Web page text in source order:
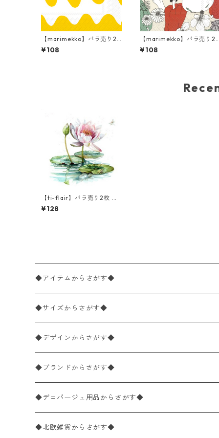
【marimekko】バラ売り2
枚 カクテルサイズ ペーパー
ナプキン LOKKI イエロー
¥108
【marimekko】バラ売り2
枚 カクテルサイズ ペーパー
ナプキン VIHANNESMAA リ
¥108
【ti-flair】バラ売り2枚 ラ
ンチサイズ ペーパーナプキ
ン Waterlily ホワイト
¥128
◆アイテムからさがす◆
ペーパーナプキン2枚バラ売り
ペーパーナプキン1枚バラ売り
ペーパーナプキン20枚入りパック
ペーパーナプキン10枚入りパック
ライスペーパー
◆サイズからさがす◆
33×33cm（ランチサイズ）
バラ売り
パック売り
25×25cm（カクテルサイズ）
バラ売り
パック売り
40×40cm（ディナーサイズ）
バラ売り
21×21cm（ポケットサイズ）
◆デザインからさがす◆
花柄
植物・グリーン柄
動物・鳥・昆虫・蝶柄
◆ブランドからさがす◆
ドイツ製 IHR/イア
ランチサイズ
ドイツ製 Ambiente/アンビエンテ
◆デコパージュ用品からさがす◆
デコパージュ液
◆北欧雑貨からさがす◆